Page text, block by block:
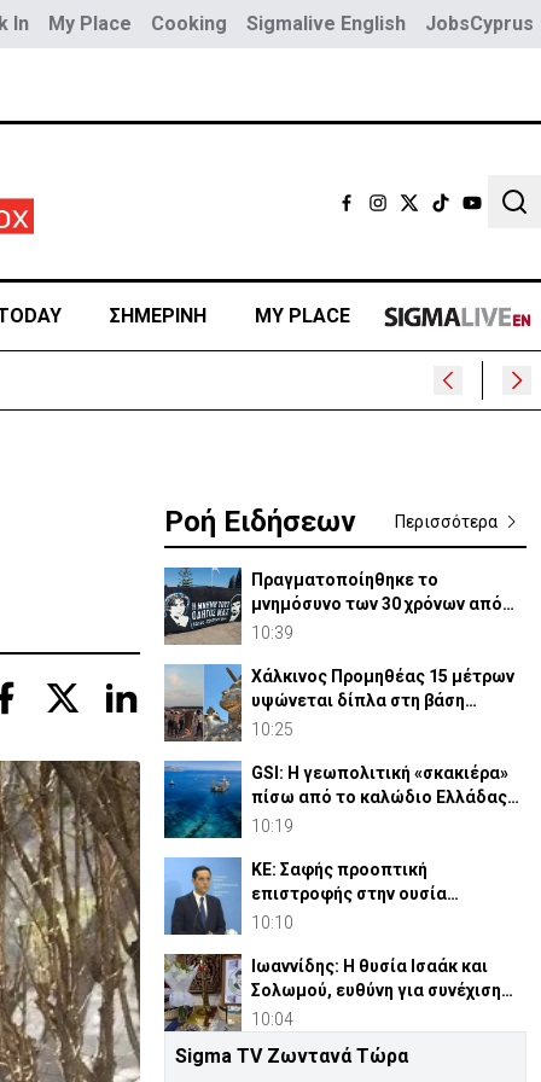
In My Place Cooking Sigmalive English JobsCyprus
ΣΗΜΕΡΙΝΗ MY PLACE
Ροή Ειδήσεων Περισσότερα
Πραγματοποίηθηκε το
μνημόσυνο των 30 χρόνων από
τις θυσίες Ισαάκ-Σολωμού (pic)
10:39
Χάλκινος Προμηθέας 15 μέτρων
υψώνεται δίπλα στη βάση
SpaceX του Έλον Μασκ
10:25
GSI: Η γεωπολιτική «σκακιέρα»
πίσω από το καλώδιο Ελλάδας–
Κύπρου–Ισραήλ
10:19
ΚΕ: Σαφής προοπτική
επιστροφής στην ουσία
Κυπριακού, η πρόθεση
10:10
Ιωαννίδης: Η θυσία Ισαάκ και
Σολωμού, ευθύνη για συνέχιση
αγώνα απελευθέρωσης
10:04
ΑΚΕΛ σε ΠτΔ: Το πάρτι των
Sigma TV Ζωντανά Τώρα